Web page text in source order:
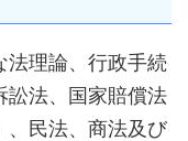
法理論、行政手続
訟法、国家賠償法
、民法、商法及び